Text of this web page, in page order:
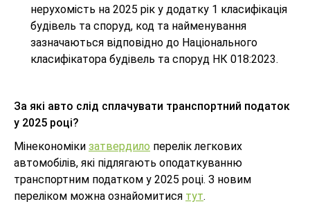
нерухомість на 2025 рік у додатку 1 класифікація
будівель та споруд, код та найменування
зазначаються відповідно до Національного
класифікатора будівель та споруд НК 018:2023.
За які авто слід сплачувати транспортний податок
у 2025 році?
Мінекономіки затвердило перелік легкових
автомобілів, які підлягають оподаткуванню
транспортним податком у 2025 році. З новим
переліком можна ознайомитися тут.